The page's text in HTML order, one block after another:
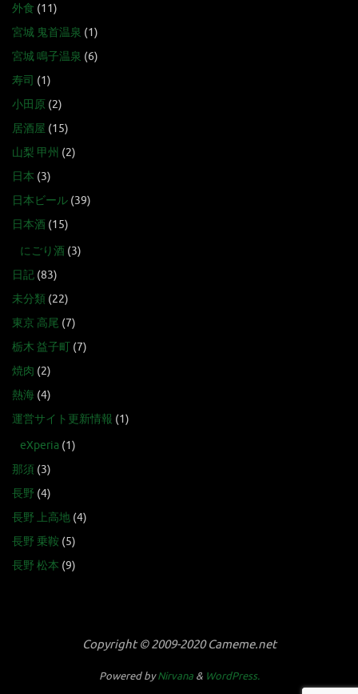
外食 (11)
宮城 鬼首温泉 (1)
宮城 鳴子温泉 (6)
寿司 (1)
小田原 (2)
居酒屋 (15)
山梨 甲州 (2)
日本 (3)
日本ビール (39)
日本酒 (15)
にごり酒 (3)
日記 (83)
未分類 (22)
東京 高尾 (7)
栃木 益子町 (7)
焼肉 (2)
熱海 (4)
運営サイト更新情報 (1)
eXperia (1)
那須 (3)
長野 (4)
長野 上高地 (4)
長野 乗鞍 (5)
長野 松本 (9)
Copyright © 2009-2020 Cameme.net
Powered byNirvana& WordPress.